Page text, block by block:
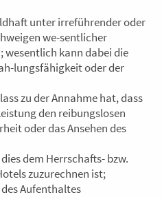
unter irreführender oder
we-sentlicher
wesentlich kann dabei die
lungsfähigkeit oder der
zu der Annahme hat, dass
den reibungslosen
oder das Ansehen des
dem Herrschafts- bzw.
zuzurechnen ist;
Aufenthaltes